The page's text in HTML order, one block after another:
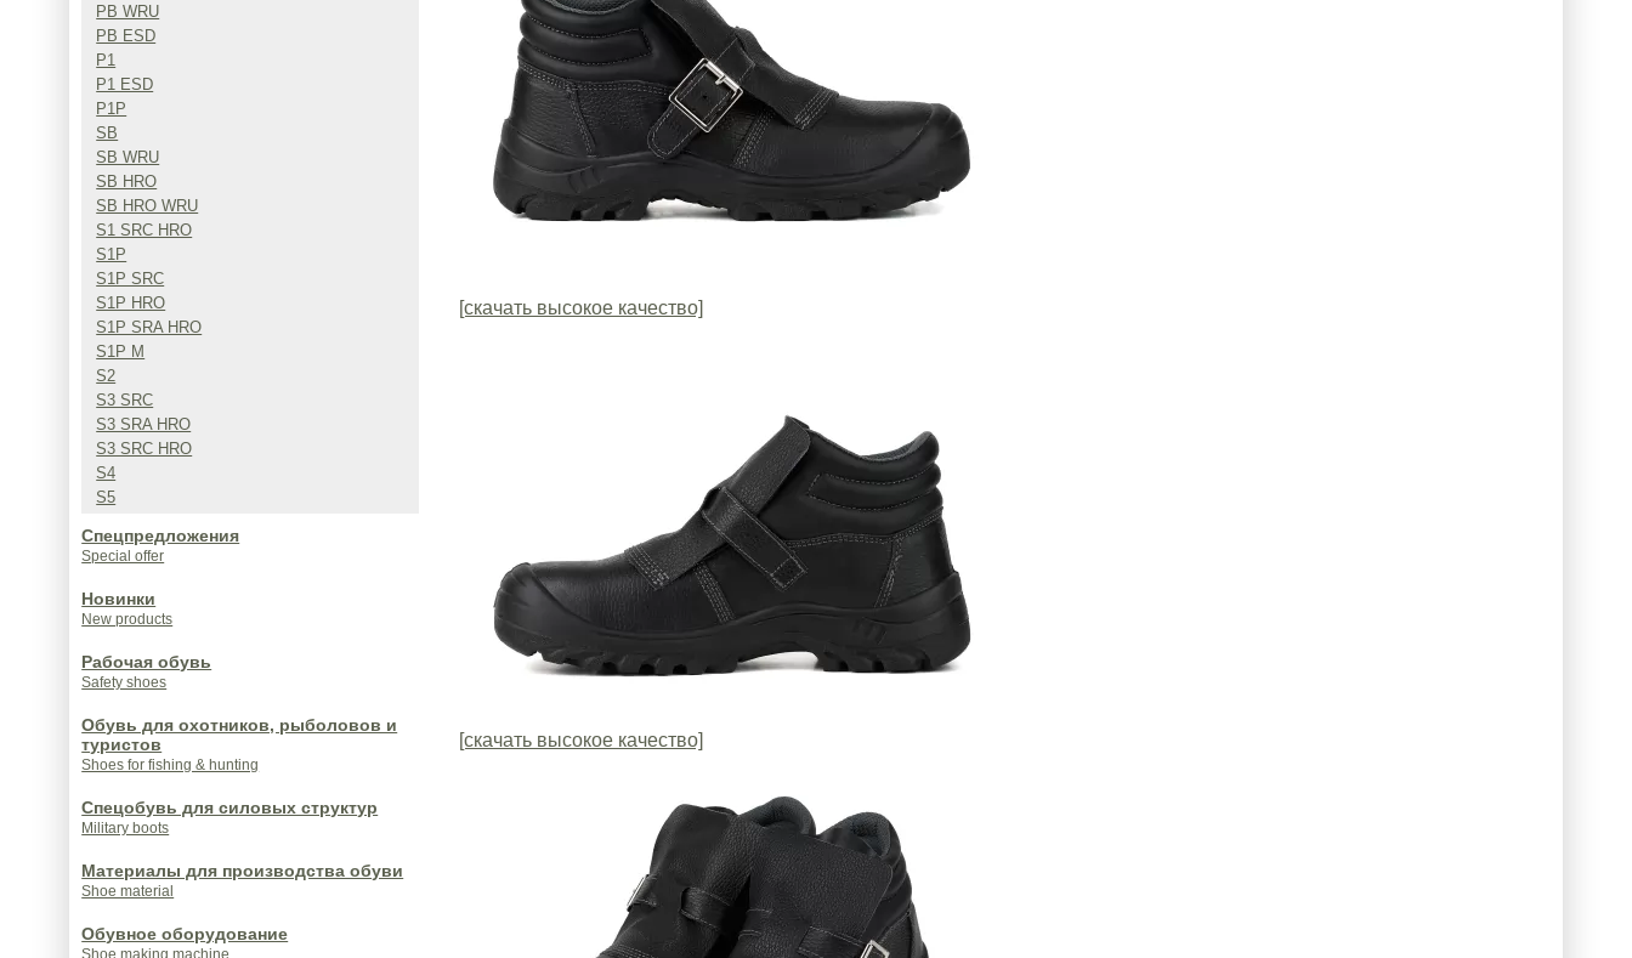
PB WRU
PB ESD
P1
P1 ESD
P1P
SB
SB WRU
SB HRO
SB HRO WRU
S1 SRC HRO
S1P
S1P SRC
S1P HRO
S1P SRA HRO
S1P M
S2
S3 SRC
S3 SRA HRO
S3 SRC HRO
S4
S5
Спецпредложения
Special offer
Новинки
New products
Рабочая обувь
Safety shoes
Обувь для охотников, рыболовов и
туристов
Shoes for fishing & hunting
Спецобувь для силовых структур
Military boots
Материалы для производства обуви
Shoe material
Обувное оборудование
Shoe making machine
[скачать высокое качество]
[скачать высокое качество]